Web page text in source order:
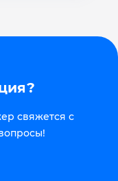
свяжется с